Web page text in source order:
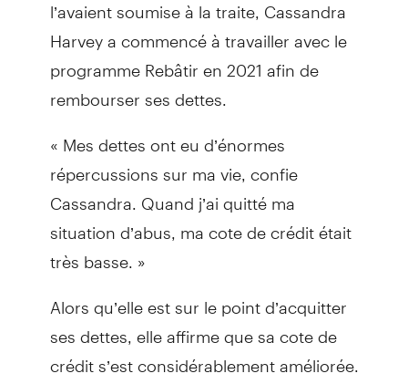
Harvey a commencé à travailler avec le
programme Rebâtir en 2021 afin de
rembourser ses dettes.
« Mes dettes ont eu d’énormes
répercussions sur ma vie, confie
Cassandra. Quand j’ai quitté ma
situation d’abus, ma cote de crédit était
très basse. »
Alors qu’elle est sur le point d’acquitter
ses dettes, elle affirme que sa cote de
crédit s’est considérablement améliorée.